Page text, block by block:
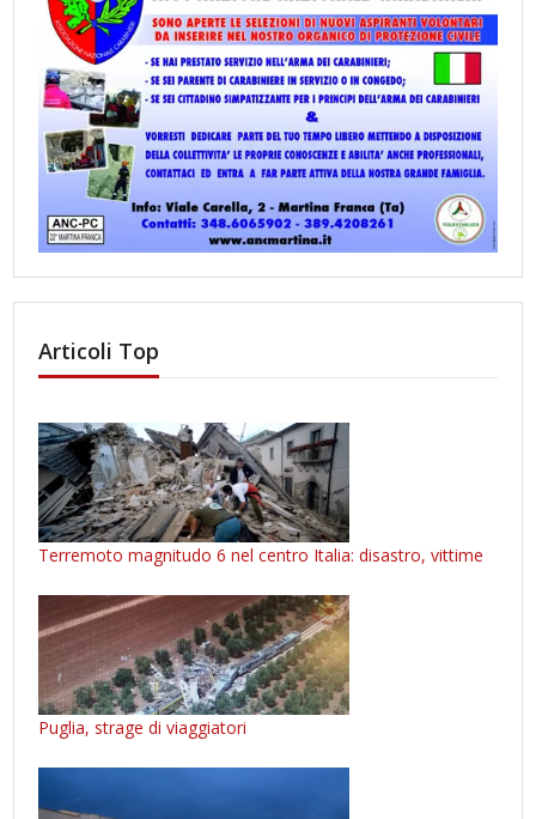
Articoli Top
Terremoto magnitudo 6 nel centro Italia: disastro, vittime
Puglia, strage di viaggiatori